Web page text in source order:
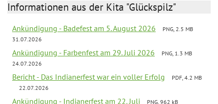
Informationen aus der Kita "Glückspilz"
Ankündigung - Badefest am 5. August 2026
PNG, 2.5 MB
31.07.2026
Ankündigung - Farbenfest am 29. Juli 2026
PNG, 1.3 MB
24.07.2026
Bericht - Das Indianerfest war ein voller Erfolg
PDF, 4.2 MB
22.07.2026
Ankündigung - Indianerfest am 22. Juli
PNG, 962 kB